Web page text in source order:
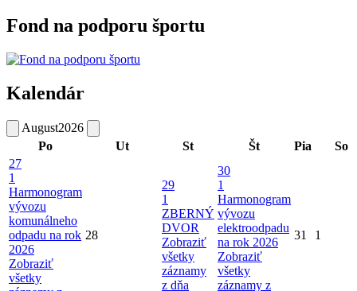
Fond na podporu športu
Kalendár
August2026
Po
Ut St Št Pia
So
27
1
Harmonogram
vývozu
komunálneho
odpadu na rok
2026
Zobraziť
všetky
28
29
1
ZBERNÝ
DVOR
Zobraziť
všetky
záznamy
z dňa
30
1
Harmonogram
vývozu
elektroodpadu
na rok 2026
Zobraziť
všetky
záznamy z
31 1